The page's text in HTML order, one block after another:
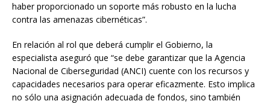
haber proporcionado un soporte más robusto en la lucha
contra las amenazas cibernéticas”.
En relación al rol que deberá cumplir el Gobierno, la
especialista aseguró que “se debe garantizar que la Agencia
Nacional de Ciberseguridad (ANCI) cuente con los recursos y
capacidades necesarios para operar eficazmente. Esto implica
no sólo una asignación adecuada de fondos, sino también